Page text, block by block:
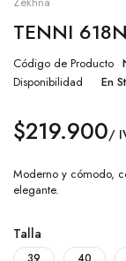
TENNI 618N
Código de Producto
Disponibilidad
En
$219.900/
Moderno y cómodo,
elegante.
Talla